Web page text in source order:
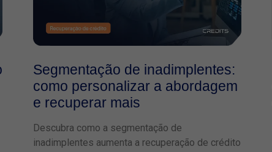
Segmentação de inadimplentes:
como personalizar a abordagem
e recuperar mais
Descubra como a segmentação de
inadimplentes aumenta a recuperação de crédito